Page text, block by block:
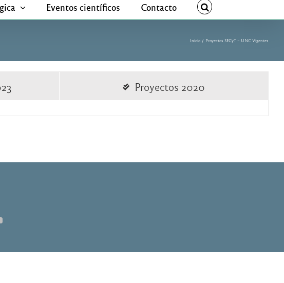
Eventos científicos Contacto
Inicio Proyectos SECyT – UNC Vigentes
Proyectos 2020